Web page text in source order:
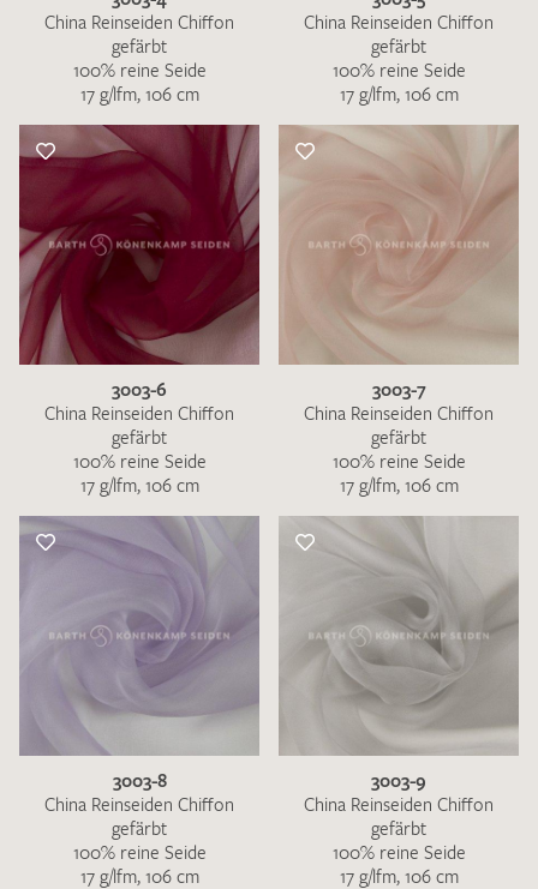
China Reinseiden Chiffon
gefärbt
100% reine Seide
17 g/lfm, 106 cm
China Reinseiden Chiffon
gefärbt
100% reine Seide
17 g/lfm, 106 cm
3003-6
China Reinseiden Chiffon
gefärbt
100% reine Seide
17 g/lfm, 106 cm
3003-7
China Reinseiden Chiffon
gefärbt
100% reine Seide
17 g/lfm, 106 cm
3003-8
China Reinseiden Chiffon
gefärbt
100% reine Seide
17 g/lfm, 106 cm
3003-9
China Reinseiden Chiffon
gefärbt
100% reine Seide
17 g/lfm, 106 cm